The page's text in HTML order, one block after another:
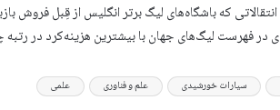
که باشگاه‌های لیگ برتر انگلیس از قِبل فروش
لیگ‌های جهان با بیشترین هزینه‌کرد در رتبه
سیارات خورشیدی علم و فناوری علمی